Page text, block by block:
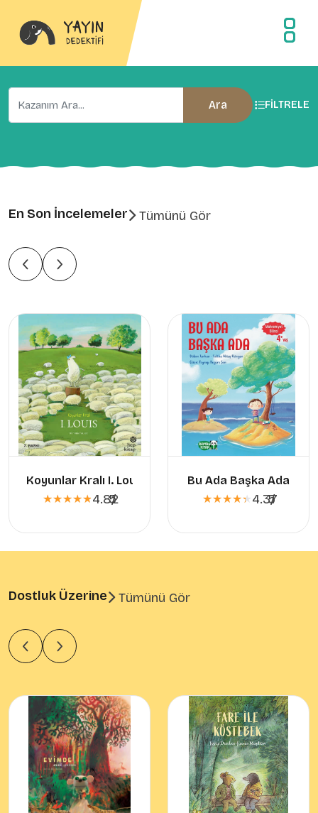
Ara FILTRELE
En Son İncelemeler Tümünü Gör
Koyunlar Kralı I. Louis
★★★★★
★★★★★4.82
/
5
Bu Ada Başka Ada
★★★★★
★★★★★4.37
/
5
Dostluk Üzerine Tümünü Gör